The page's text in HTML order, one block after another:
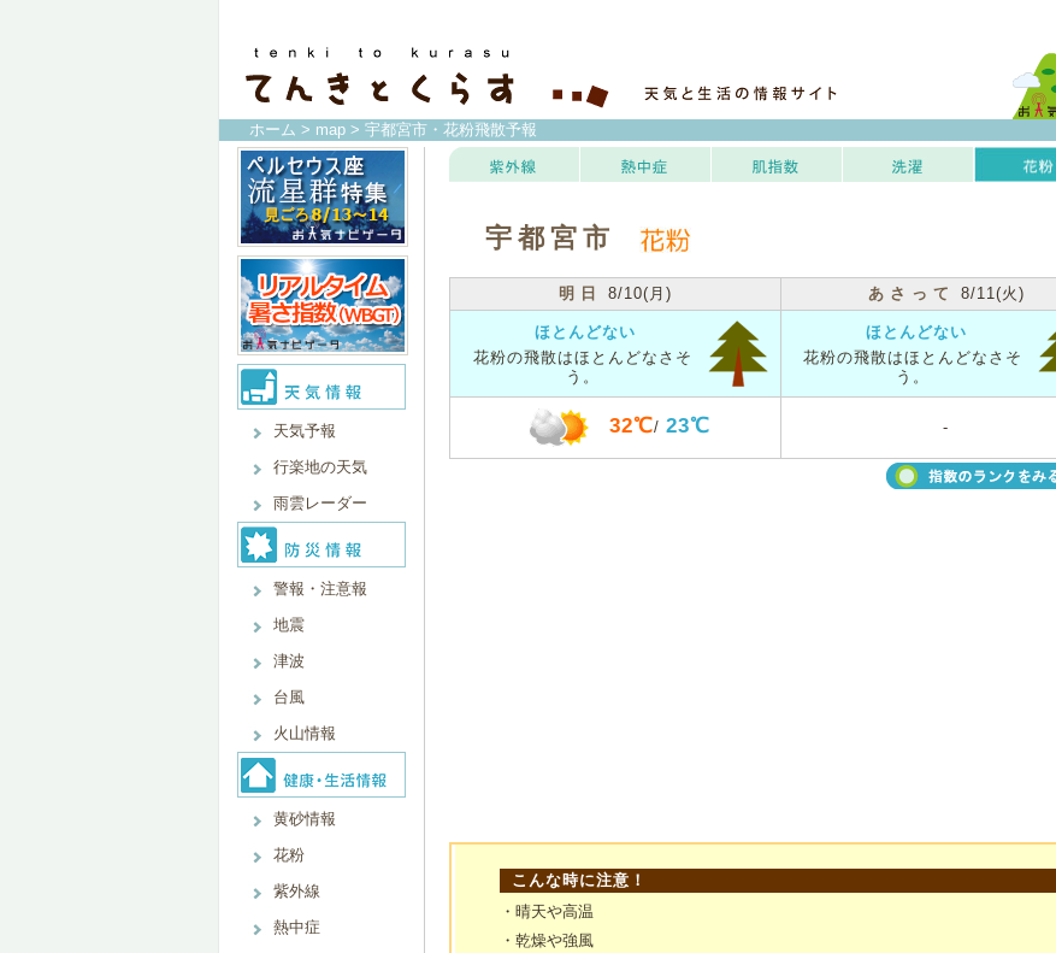
ホーム > map > 宇都宮市・花粉飛散予報
天気予報
行楽地の天気
雨雲レーダー
警報・注意報
地震
津波
台風
火山情報
黄砂情報
花粉
紫外線
熱中症
宇都宮市
明日 8/10(月) あさって 8/11(火)
ほとんどない
花粉の飛散はほとんどなさそ
う。
ほとんどない
花粉の飛散はほとんどなさそ
う。
32℃/ 23℃ -
こんな時に注意！
・晴天や高温
・乾燥や強風